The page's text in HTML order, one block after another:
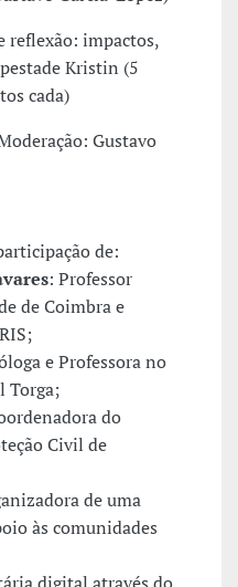
reflexão: impactos,
Kristin (5
cada)
Gustavo
de:
: Professor
de Coimbra e
e Professora no
Torga;
do
Civil de
de uma
às comunidades